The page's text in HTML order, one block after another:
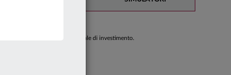
di prendere una decisione finale di investimento.